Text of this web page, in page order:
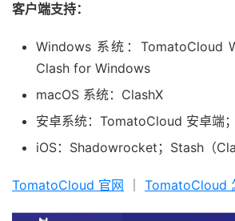
客户端支持：
Windows 系统：TomatoCloud
Clash for Windows
macOS 系统：ClashX
安卓系统：TomatoCloud 安卓端
iOS：Shadowrocket；Stash（
TomatoCloud 官网 TomatoCloud